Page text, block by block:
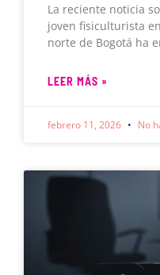
La reciente noticia
joven fisiculturista
norte de Bogotá ha
LEER MÁS »
febrero 11, 2026 No